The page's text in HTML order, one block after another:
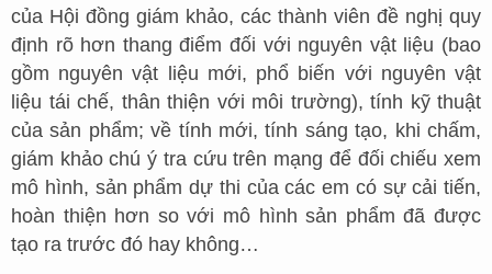
của Hội đồng giám khảo, các thành viên đề nghị quy
định rõ hơn thang điểm đối với nguyên vật liệu (bao
gồm nguyên vật liệu mới, phổ biến với nguyên vật
liệu tái chế, thân thiện với môi trường), tính kỹ thuật
của sản phẩm; về tính mới, tính sáng tạo, khi chấm,
giám khảo chú ý tra cứu trên mạng để đối chiếu xem
mô hình, sản phẩm dự thi của các em có sự cải tiến,
hoàn thiện hơn so với mô hình sản phẩm đã được
tạo ra trước đó hay không…